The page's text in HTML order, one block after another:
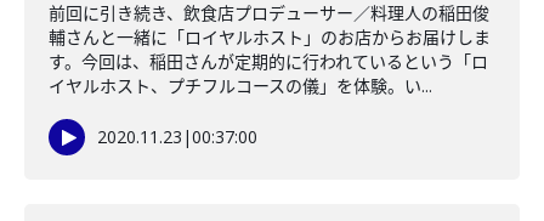
前回に引き続き、飲食店プロデューサー／料理人の稲田俊
輔さんと一緒に「ロイヤルホスト」のお店からお届けしま
す。今回は、稲田さんが定期的に行われているという「ロ
イヤルホスト、プチフルコースの儀」を体験。い...
2020.11.23 |00:37:00